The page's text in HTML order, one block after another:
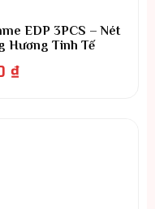
EDP 3PCS – Nét
Hương Tinh Tế
₫